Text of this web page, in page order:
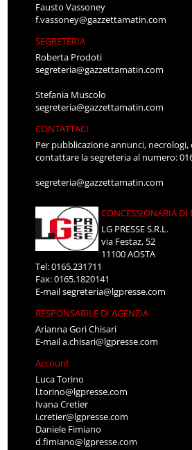
Fausto Vassoney
f.vassoney@gazzettamatin.com
SEGRETERIA
Roberta Prodoti
segreteria@gazzettamatin.com
Stefania Muscolo
segreteria@gazzettamatin.com
CONTATTACI
Per pubblicazione annunci,
contattare la segreteria al numero:
segreteria@gazzettamatin.com
CONCESSIONARIA DI
LG PRESSE S.R.L.
via Festaz, 52
11100 AOSTA
Tel: 0165.231711
Fax: 0165.1820141
E-mailsegreteria@lgpresse.com
RESPONSABILE DI AGENZIA
Arianna Gori Chisari
E-maila.chisari@lgpresse.com
Account
Luca Torino
l.torino@lgpresse.com
Ivana Cretier
i.cretier@lgpresse.com
Daniele Fimiano
d.fimiano@lgpresse.com